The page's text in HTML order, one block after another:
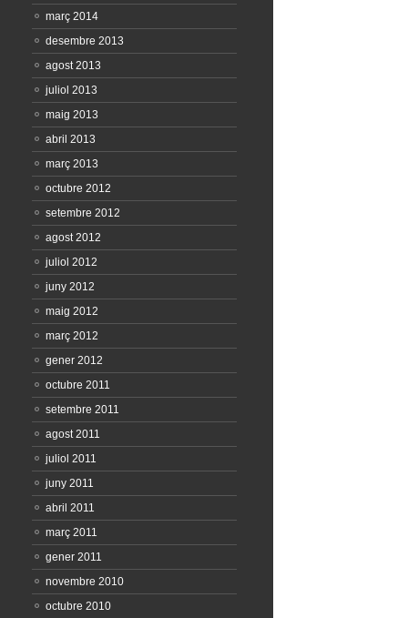
març 2014
desembre 2013
agost 2013
juliol 2013
maig 2013
abril 2013
març 2013
octubre 2012
setembre 2012
agost 2012
juliol 2012
juny 2012
maig 2012
març 2012
gener 2012
octubre 2011
setembre 2011
agost 2011
juliol 2011
juny 2011
abril 2011
març 2011
gener 2011
novembre 2010
octubre 2010